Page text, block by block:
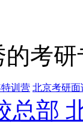
考
训营 北京考研
总部